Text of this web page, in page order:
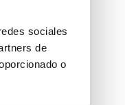
sociales
de
o